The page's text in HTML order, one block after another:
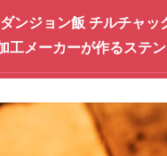
ダンジョン飯 チルチャ
工メーカーが作るステ